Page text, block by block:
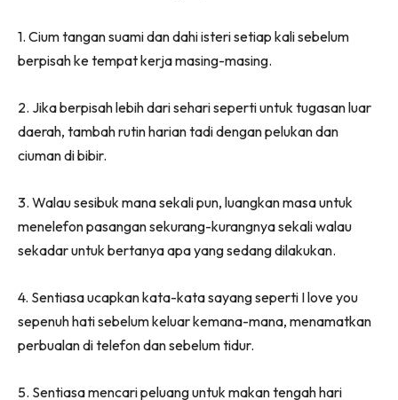
1. Cium tangan suami dan dahi isteri setiap kali sebelum
berpisah ke tempat kerja masing-masing.
2. Jika berpisah lebih dari sehari seperti untuk tugasan luar
daerah, tambah rutin harian tadi dengan pelukan dan
ciuman di bibir.
3. Walau sesibuk mana sekali pun, luangkan masa untuk
menelefon pasangan sekurang-kurangnya sekali walau
sekadar untuk bertanya apa yang sedang dilakukan.
4. Sentiasa ucapkan kata-kata sayang seperti I love you
sepenuh hati sebelum keluar kemana-mana, menamatkan
perbualan di telefon dan sebelum tidur.
5. Sentiasa mencari peluang untuk makan tengah hari